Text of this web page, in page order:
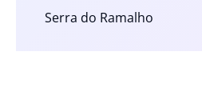
Serra do Ramalho